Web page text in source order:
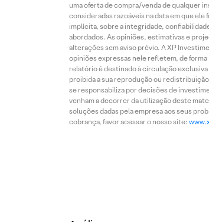
uma oferta de compra/venda de qualquer
consideradas razoáveis na data em que
implícita, sobre a integridade,
abordados. As opiniões, estimativas e
alterações sem aviso prévio. A XP
opiniões expressas nele refletem, de
relatório é destinado à circulação
proibida a sua reprodução ou
se responsabiliza por decisões de
venham a decorrer da utilização deste
soluções dadas pela empresa aos seus
cobrança, favor acessar o nosso site: